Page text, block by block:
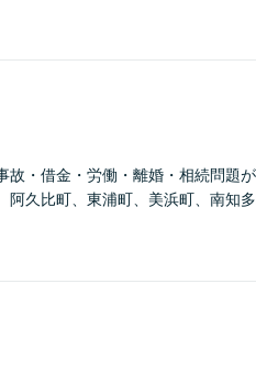
故・借金・労働・離婚・相続問題
久比町、東浦町、美浜町、南知